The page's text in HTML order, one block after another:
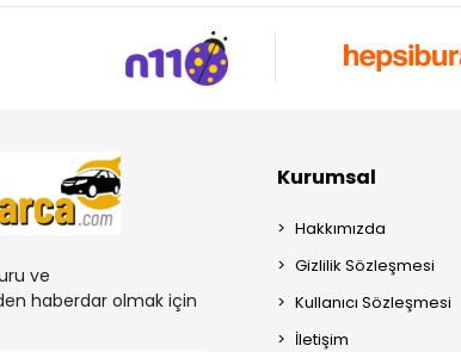
ve
haberdar olmak için
Kurumsal
Hakkımızda
Gizlilik Sözleşmesi
Kullanıcı Sözleşmesi
İletişim